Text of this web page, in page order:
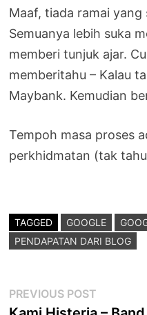
Maaf, tiada ramai
Semuanya lebih suka
memberi tunjuk ajar.
memberitahu – Kalau
Maybank. Kemudian
Tempoh masa proses
perkhidmatan (tak
TAGGED GOOGLE
PENDAPATAN DARI BLOG
Post
PREVIOUS POST
post: